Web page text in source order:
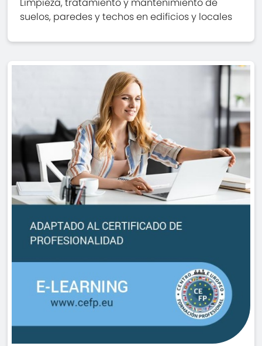
Limpieza, tratamiento y mantenimiento de
suelos, paredes y techos en edificios y locales